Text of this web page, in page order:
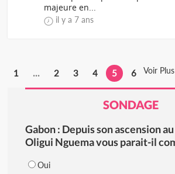
majeure en...
il y a 7 ans
1 ... 2 3 4 5 6 Voir
SONDAGE
Gabon : Depuis son ascension
Oligui Nguema vous parait-il
Oui